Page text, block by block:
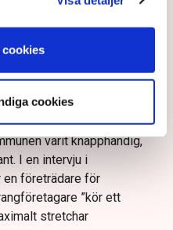
cookies
Nilsson.
att riva bort markiser,
delar av
att
varit knapphändig,
I en intervju i
en företrädare för
”kör ett
stretchar